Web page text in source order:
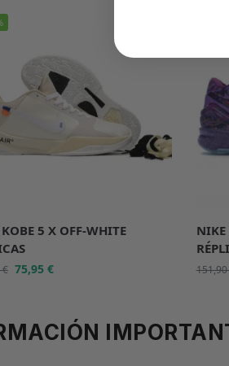
5 X OFF-WHITE
€ 75,95 €
NIKE
151,90